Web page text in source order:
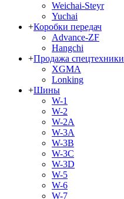
Weichai-Steyr
Yuchai
+Коробки передач
Advance-ZF
Hangchi
+Продажа спецтехники
XGMA
Lonking
+Шины
W-1
W-2
W-2A
W-3A
W-3B
W-3C
W-3D
W-5
W-6
W-7